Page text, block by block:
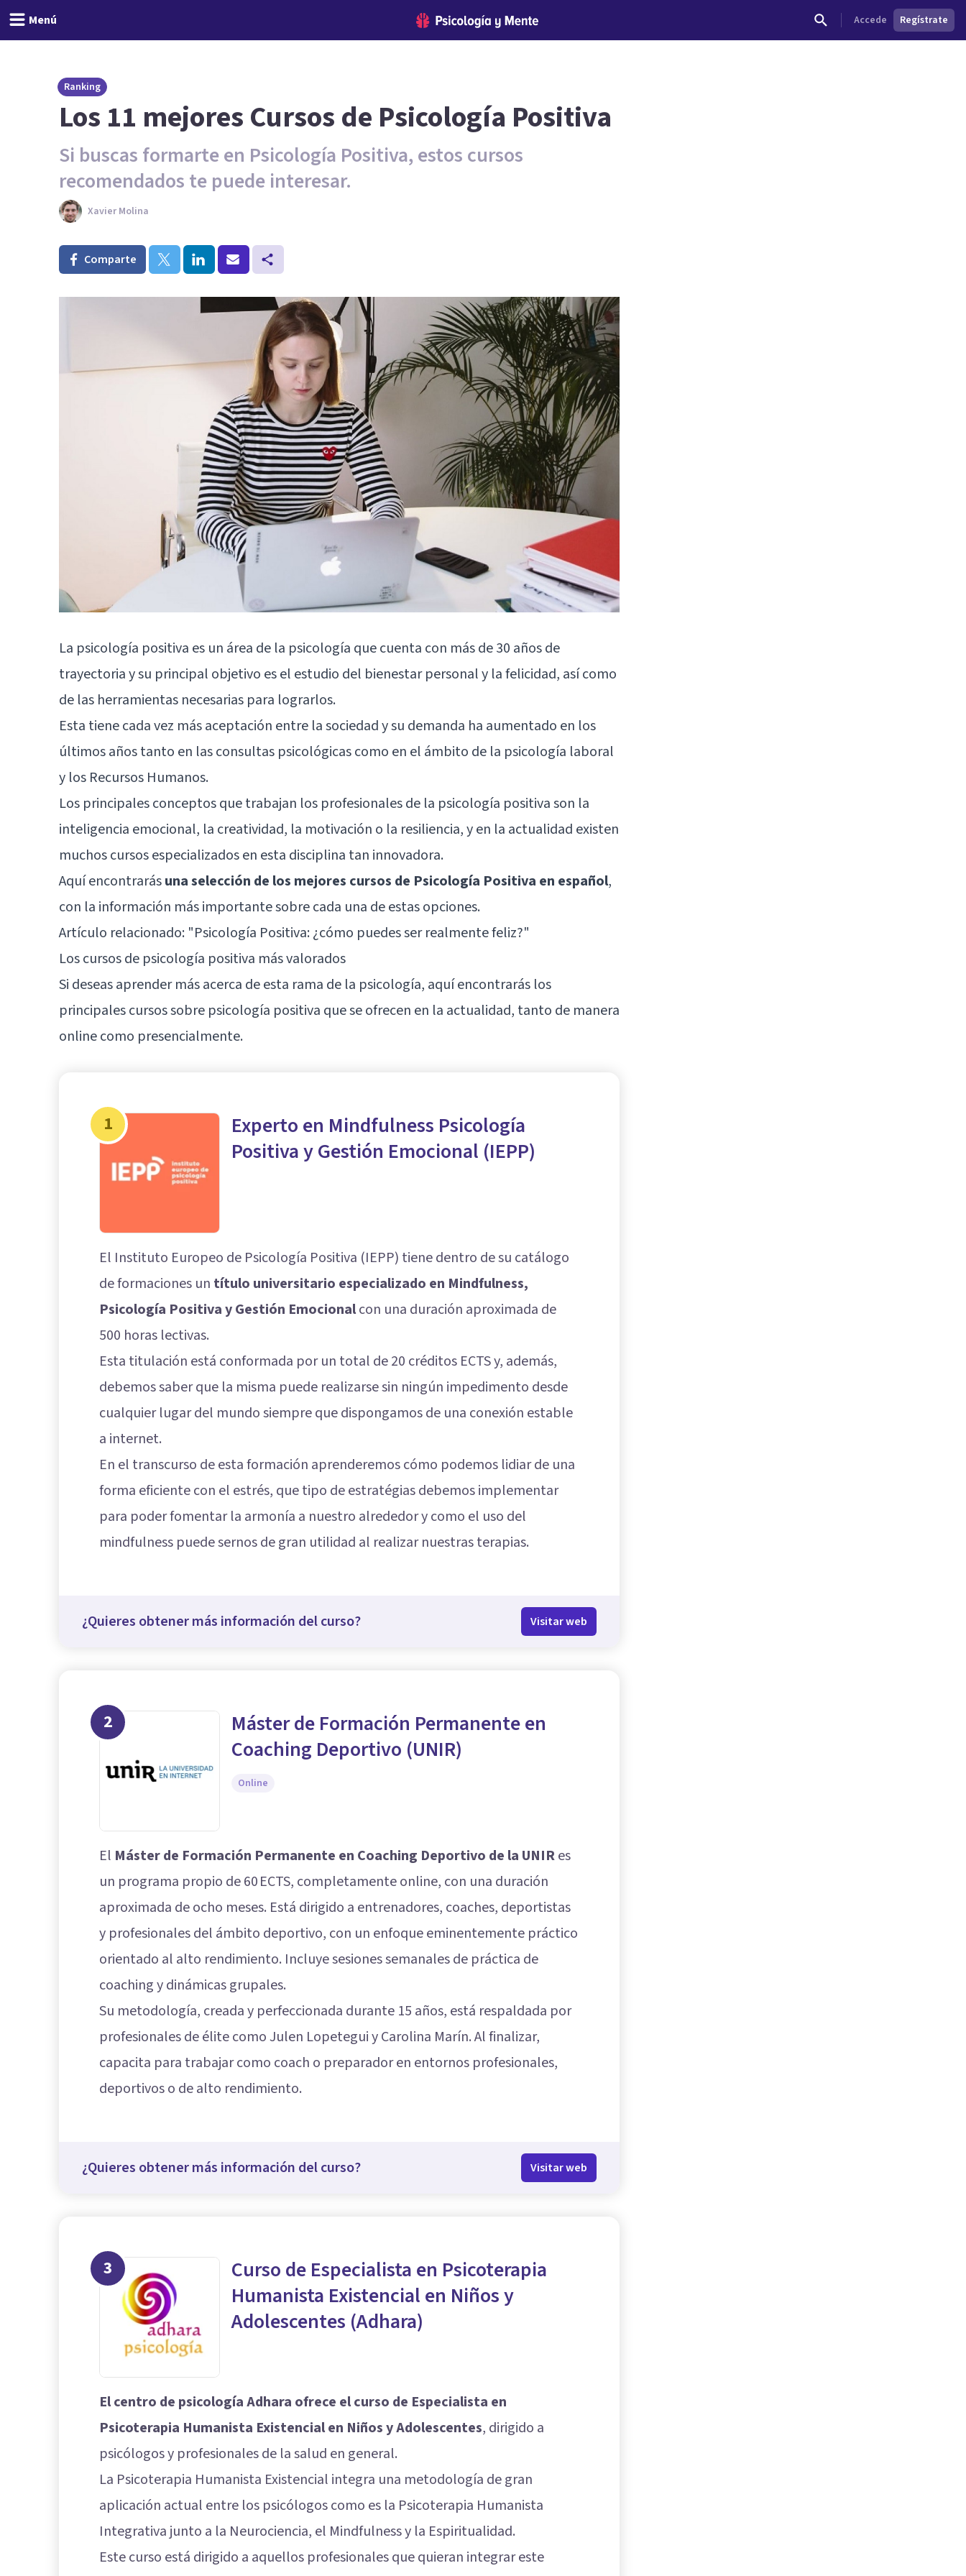
Menú Accede Regístrate
Ranking
Los 11 mejores Cursos de Psicología Positiva
Si buscas formarte en Psicología Positiva, estos cursos
recomendados te puede interesar.
Xavier Molina
Comparte
La psicología positiva es un área de la psicología que cuenta con más de 30 años de
trayectoria y su principal objetivo es el estudio del bienestar personal y la felicidad, así como
de las herramientas necesarias para lograrlos.
Esta tiene cada vez más aceptación entre la sociedad y su demanda ha aumentado en los
últimos años tanto en las consultas psicológicas como en el ámbito de la psicología laboral
y los Recursos Humanos.
Los principales conceptos que trabajan los profesionales de la psicología positiva son la
inteligencia emocional, la creatividad, la motivación o la resiliencia, y en la actualidad existen
muchos cursos especializados en esta disciplina tan innovadora.
Aquí encontrarásuna selección de los mejores cursos de Psicología Positiva en español,
con la información más importante sobre cada una de estas opciones.
Artículo relacionado: "Psicología Positiva: ¿cómo puedes ser realmente feliz?"
Los cursos de psicología positiva más valorados
Si deseas aprender más acerca de esta rama de la psicología, aquí encontrarás los
principales cursos sobre psicología positiva que se ofrecen en la actualidad, tanto de manera
online como presencialmente.
1
Experto en Mindfulness Psicología
Positiva y Gestión Emocional (IEPP)
El Instituto Europeo de Psicología Positiva (IEPP) tiene dentro de su catálogo
de formaciones un título universitario especializado en Mindfulness,
Psicología Positiva y Gestión Emocionalcon una duración aproximada de
500 horas lectivas.
Esta titulación está conformada por un total de 20 créditos ECTS y, además,
debemos saber que la misma puede realizarse sin ningún impedimento desde
cualquier lugar del mundo siempre que dispongamos de una conexión estable
a internet.
En el transcurso de esta formación aprenderemos cómo podemos lidiar de una
forma eficiente con el estrés, que tipo de estratégias debemos implementar
para poder fomentar la armonía a nuestro alrededor y como el uso del
mindfulness puede sernos de gran utilidad al realizar nuestras terapias.
¿Quieres obtener más información del curso? Visitar web
2
Máster de Formación Permanente en
Coaching Deportivo (UNIR)
Online
El Máster de Formación Permanente en Coaching Deportivo de la UNIRes
un programa propio de 60 ECTS, completamente online, con una duración
aproximada de ocho meses. Está dirigido a entrenadores, coaches, deportistas
y profesionales del ámbito deportivo, con un enfoque eminentemente práctico
orientado al alto rendimiento. Incluye sesiones semanales de práctica de
coaching y dinámicas grupales.
Su metodología, creada y perfeccionada durante 15 años, está respaldada por
profesionales de élite como Julen Lopetegui y Carolina Marín. Al finalizar,
capacita para trabajar como coach o preparador en entornos profesionales,
deportivos o de alto rendimiento.
¿Quieres obtener más información del curso? Visitar web
3
Curso de Especialista en Psicoterapia
Humanista Existencial en Niños y
Adolescentes (Adhara)
El centro de psicología Adhara ofrece el curso de Especialista en
Psicoterapia Humanista Existencial en Niños y Adolescentes, dirigido a
psicólogos y profesionales de la salud en general.
La Psicoterapia Humanista Existencial integra una metodología de gran
aplicación actual entre los psicólogos como es la Psicoterapia Humanista
Integrativa junto a la Neurociencia, el Mindfulness y la Espiritualidad.
Este curso está dirigido a aquellos profesionales que quieran integrar este